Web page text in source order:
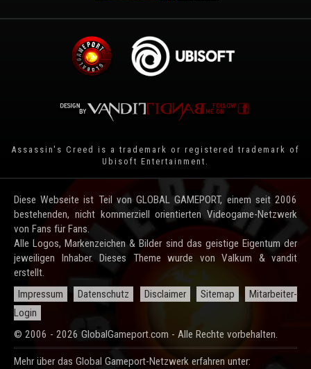
Assassin's Creed is a trademark or registered trademark of
Ubisoft Entertainment
Diese Webseite ist Teil von GLOBAL GAMEPORT, einem seit 2006
bestehenden, nicht kommerziell orientierten Videogame-Netzwerk
von Fans für Fans.
Alle Logos, Markenzeichen & Bilder sind das geistige Eigentum der
jeweiligen Inhaber. Dieses Theme wurde von Valkum & vandit
erstellt.
Impressum
Datenschutz Disclaimer Sitemap
Mitarbeiter-
Login
© 2006 - 2026 GlobalGameport.com - Alle Rechte vorbehalten.
Mehr über das Global Gameport-Netzwerk erfahren unter: